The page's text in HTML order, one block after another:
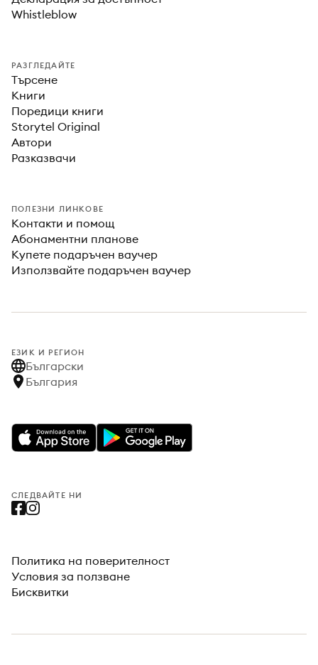
Whistleblow
РАЗГЛЕДАЙТЕ
Търсене
Книги
Поредици книги
Storytel Original
Автори
Разказвачи
ПОЛЕЗНИ ЛИНКОВЕ
Контакти и помощ
Абонаментни планове
Купете подаръчен ваучер
Използвайте подаръчен ваучер
ЕЗИК И РЕГИОН
Български
България
СЛЕДВАЙТЕ НИ
Политика на поверителност
Условия за ползване
Бисквитки